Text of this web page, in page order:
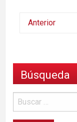
Anterior
Búsqueda